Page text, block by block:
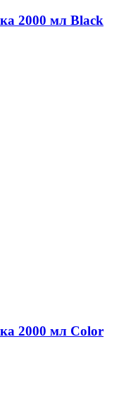
2000 мл Black
2000 мл Color